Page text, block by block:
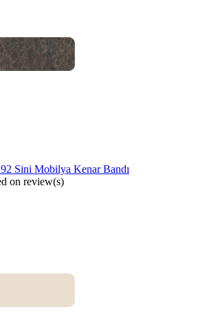
Sini Mobilya Kenar Bandı
on review(s)